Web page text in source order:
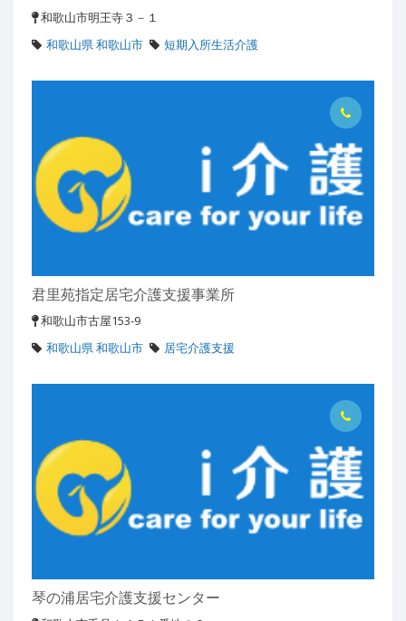
和歌山市明王寺３－１
和歌山県 和歌山市
短期入所生活介護
君里苑指定居宅介護支援事業所
和歌山市古屋153-9
和歌山県 和歌山市
居宅介護支援
琴の浦居宅介護支援センター